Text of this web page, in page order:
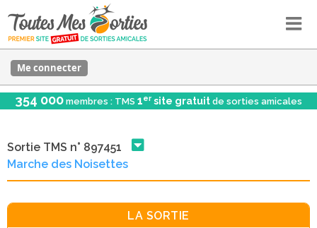
Me connecter
354 000 membres : TMS 1er site gratuit de sorties amicales
Sortie TMS n° 897451
Marche des Noisettes
LA SORTIE